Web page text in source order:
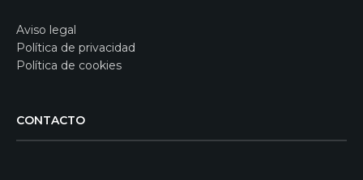
Aviso legal
Política de privacidad
Política de cookies
CONTACTO